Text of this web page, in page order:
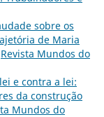
sobre os
de Maria
Revista Mundos do
e contra a lei:
da construção
Mundos do